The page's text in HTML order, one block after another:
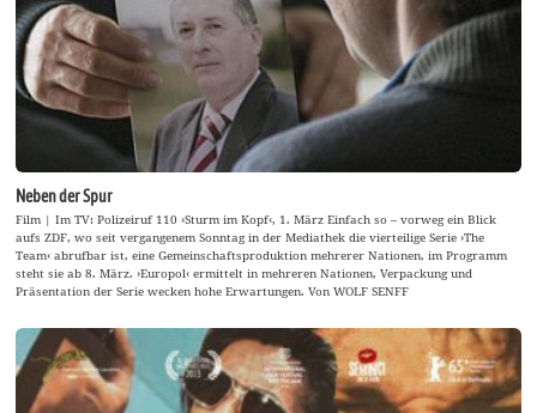
Neben der Spur
Film | Im TV: Polizeiruf 110 ›Sturm im Kopf‹, 1. März Einfach so – vorweg ein Blick
aufs ZDF, wo seit vergangenem Sonntag in der Mediathek die vierteilige Serie ›The
Team‹ abrufbar ist, eine Gemeinschaftsproduktion mehrerer Nationen, im Programm
steht sie ab 8. März. ›Europol‹ ermittelt in mehreren Nationen, Verpackung und
Präsentation der Serie wecken hohe Erwartungen. Von WOLF SENFF